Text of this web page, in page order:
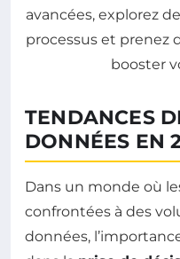
TENDANCES
DONNÉES EN
Dans un monde où
confrontées à des
données,